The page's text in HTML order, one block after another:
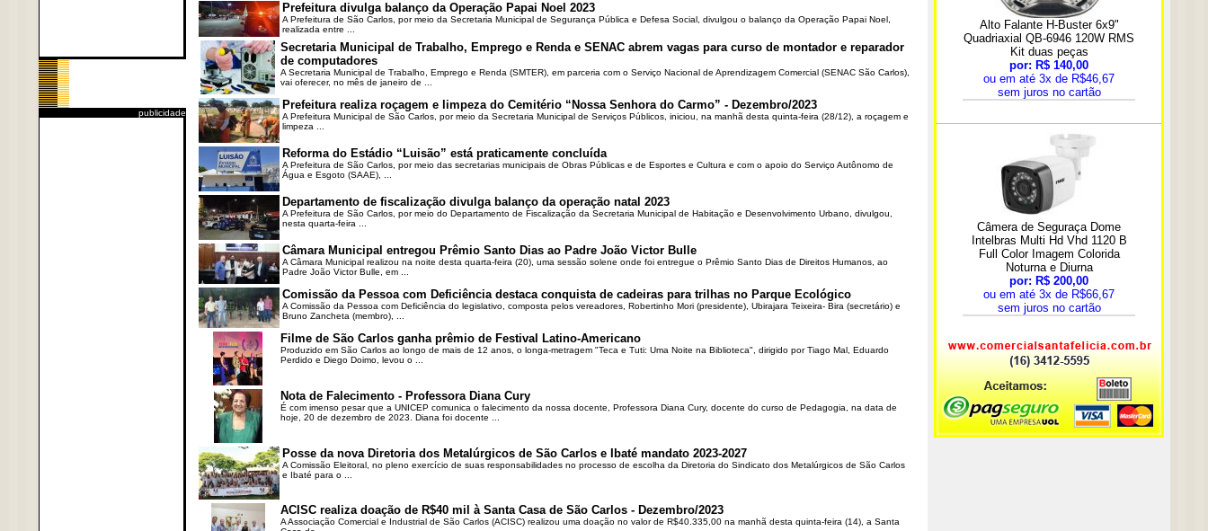
publicidade
Prefeitura divulga balanço da Operação Papai Noel 2023
A Prefeitura de São Carlos, por meio da Secretaria Municipal de Segurança Pública e Defesa Social, divulgou o balanço da Operação Papai Noel,
realizada entre ...
Secretaria Municipal de Trabalho, Emprego e Renda e SENAC abrem vagas para curso de montador e reparador
de computadores
A Secretaria Municipal de Trabalho, Emprego e Renda (SMTER), em parceria com o Serviço Nacional de Aprendizagem Comercial (SENAC São Carlos),
vai oferecer, no mês de janeiro de ...
Prefeitura realiza roçagem e limpeza do Cemitério “Nossa Senhora do Carmo” - Dezembro/2023
A Prefeitura Municipal de São Carlos, por meio da Secretaria Municipal de Serviços Públicos, iniciou, na manhã desta quinta-feira (28/12), a roçagem e
limpeza ...
Reforma do Estádio “Luisão” está praticamente concluída
A Prefeitura de São Carlos, por meio das secretarias municipais de Obras Públicas e de Esportes e Cultura e com o apoio do Serviço Autônomo de
Água e Esgoto (SAAE), ...
Departamento de fiscalização divulga balanço da operação natal 2023
A Prefeitura de São Carlos, por meio do Departamento de Fiscalização da Secretaria Municipal de Habitação e Desenvolvimento Urbano, divulgou,
nesta quarta-feira ...
Câmara Municipal entregou Prêmio Santo Dias ao Padre João Victor Bulle
A Câmara Municipal realizou na noite desta quarta-feira (20), uma sessão solene onde foi entregue o Prêmio Santo Dias de Direitos Humanos, ao
Padre João Victor Bulle, em ...
Comissão da Pessoa com Deficiência destaca conquista de cadeiras para trilhas no Parque Ecológico
A Comissão da Pessoa com Deficiência do legislativo, composta pelos vereadores, Robertinho Mori (presidente), Ubirajara Teixeira- Bira (secretário) e
Bruno Zancheta (membro), ...
Filme de São Carlos ganha prêmio de Festival Latino-Americano
Produzido em São Carlos ao longo de mais de 12 anos, o longa-metragem "Teca e Tuti: Uma Noite na Biblioteca", dirigido por Tiago Mal, Eduardo
Perdido e Diego Doimo, levou o ...
Nota de Falecimento - Professora Diana Cury
É com imenso pesar que a UNICEP comunica o falecimento da nossa docente, Professora Diana Cury, docente do curso de Pedagogia, na data de
hoje, 20 de dezembro de 2023. Diana foi docente ...
Posse da nova Diretoria dos Metalúrgicos de São Carlos e Ibaté mandato 2023-2027
A Comissão Eleitoral, no pleno exercício de suas responsabilidades no processo de escolha da Diretoria do Sindicato dos Metalúrgicos de São Carlos
e Ibaté para o ...
ACISC realiza doação de R$40 mil à Santa Casa de São Carlos - Dezembro/2023
A Associação Comercial e Industrial de São Carlos (ACISC) realizou uma doação no valor de R$40.335,00 na manhã desta quinta-feira (14), a Santa